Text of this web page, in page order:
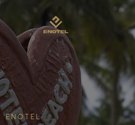
ENOTEL